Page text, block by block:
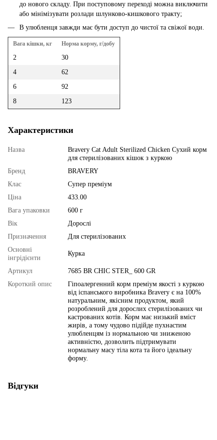
до нового складу. При поступовому переході можна виключити
або мінімізувати розлади шлунково-кишкового тракту;
В улюбленця завжди має бути доступ до чистої та свіжої води.
Вага кішки, кг Норма корму, г/добу
2
30
4
62
6
92
8
123
Характеристики
Назва
Bravery Cat Adult Sterilized Chicken Сухий корм
для стерилізованих кішок з куркою
Бренд
BRAVERY
Клас
Супер преміум
Ціна
433.00
Вага упаковки
600 г
Вік
Дорослі
Призначення
Для стерилізованих
Основні
інгрідієнти
Курка
Артикул
7685 BR CHIC STER_ 600 GR
Короткий опис
Гіпоалергенний корм преміум якості з куркою
від іспанського виробника Bravery є на 100%
натуральним, якісним продуктом, який
розроблений для дорослих стерилізованих чи
кастрованих котів. Корм має низький вміст
жирів, а тому чудово підійде пухнастим
улюбленцям із нормальною чи зниженою
активністю, дозволить підтримувати
нормальну масу тіла кота та його ідеальну
форму.
Відгуки